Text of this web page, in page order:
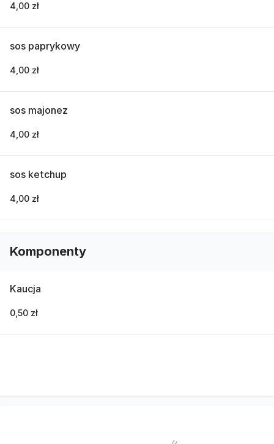
4,00 zł
sos paprykowy
4,00 zł
sos majonez
4,00 zł
sos ketchup
4,00 zł
Komponenty
Kaucja
0,50 zł